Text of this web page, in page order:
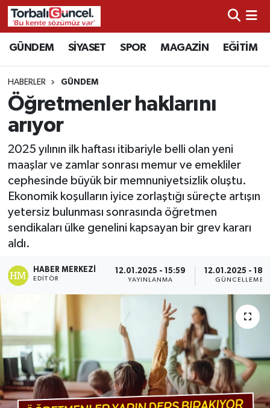
GÜNDEM SİYASET SPOR MAGAZİN EĞİTİM
HABERLER GÜNDEM
Öğretmenler haklarını
arıyor
2025 yılının ilk haftası itibariyle belli olan yeni
maaşlar ve zamlar sonrası memur ve emekliler
cephesinde büyük bir memnuniyetsizlik oluştu.
Ekonomik koşulların iyice zorlaştığı süreçte artışın
yetersiz bulunması sonrasında öğretmen
sendikaları ülke genelini kapsayan bir grev kararı
aldı.
HABER MERKEZI
EDITÖR
12.01.2025 - 15:59
YAYINLANMA
12.01.2025 -
GÜNCELLEME
İzmir Nöbetçi Eczaneler
İzmir Hava Durumu
İzmir Namaz Vakitleri
İzmir Trafik Yoğunluk Haritası
Süper Lig Puan Durumu ve Fikstür
Tüm Manşetler
Son Dakika Haberleri